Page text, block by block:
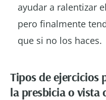
ayudar a ralentizar
pero finalmente
que si no los haces.
Tipos de ejercicios
la presbicia o vista